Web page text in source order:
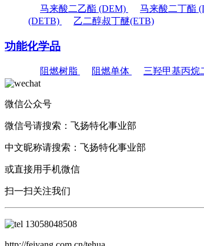
马来酸二乙酯 (DEM) 马来酸二丁酯
(DETB)
乙二醇叔丁醚(ETB)
功能化学品
阻燃树脂 阻燃单体 三羟甲基丙烷
微信公众号
微信号请搜索： 飞扬特化事业部
中文昵称请搜索： 飞扬特化事业部
或直接用手机微信
扫一扫关注我们
13058048508